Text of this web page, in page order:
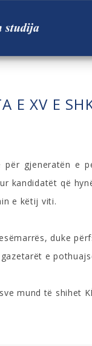
E XV E
për gjeneratën e
kandidatët që
e këtij viti.
duke
e
mund të shihet